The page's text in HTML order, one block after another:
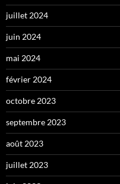
juillet 2024
juin 2024
mai 2024
février 2024
octobre 2023
septembre 2023
août 2023
juillet 2023